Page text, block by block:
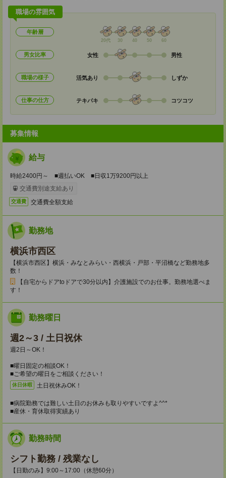
職場の雰囲気
年齢層
20代 30 40 50 60
男女比率 女性 男性
職場の様子 活気あり しずか
仕事の仕方 テキパキ コツコツ
募集情報
給与
時給2400円～ ■週払いOK ■日収1万9200円以上
交通費別途支給あり
交通費 交通費全額支給
勤務地
横浜市西区
【横浜市西区】横浜・みなとみらい・西横浜・戸部・平沼橋など勤務地多
数！
【自宅からドアtoドアで30分以内】介護施設でのお仕事。勤務地選べま
す！
勤務曜日
週2～3 / 土日祝休
週2日～OK！
■曜日固定の相談OK！
■ご希望の曜日をご相談ください！
休日休暇 土日祝休みOK！
■病院勤務では難しい土日のお休みも取りやすいですよ^^*
■産休・育休取得実績あり
勤務時間
シフト勤務 / 残業なし
【日勤のみ】9:00～17:00（休憩60分）